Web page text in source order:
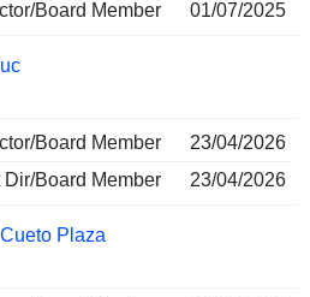
Board Member 01/07/2025
Board Member
23/04/2026
Dir/Board Member
23/04/2026
Plaza